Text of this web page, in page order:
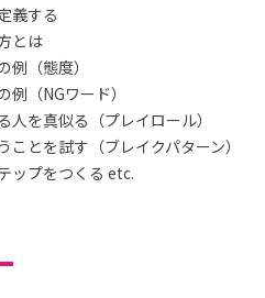
義する
とは
例（態度）
例（NGワード）
人を真似る（プレイロール）
ことを試す（ブレイクパターン）
ップをつくる etc.